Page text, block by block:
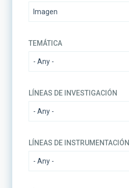
TEMÁTICA
LÍNEAS DE INVESTIGACIÓN
LÍNEAS DE INSTRUMENTACIÓN